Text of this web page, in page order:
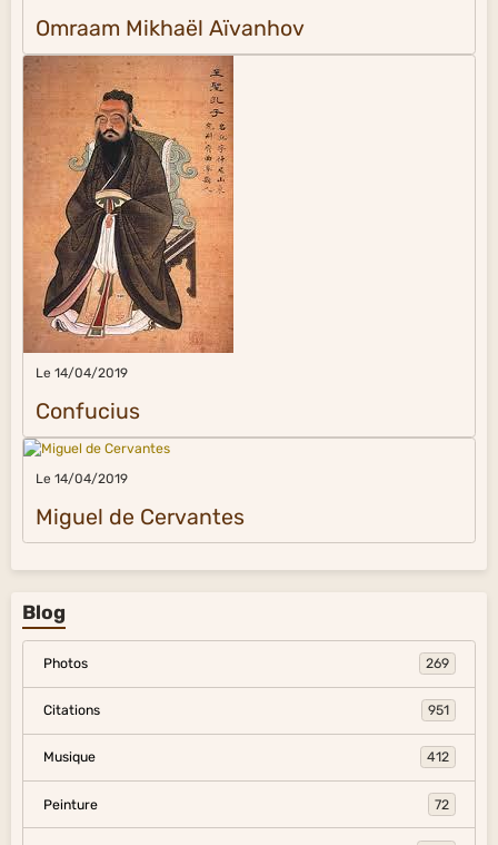
Omraam Mikhaël Aïvanhov
Le 14/04/2019
Confucius
Le 14/04/2019
Miguel de Cervantes
Blog
Photos 269
Citations 951
Musique 412
Peinture 72